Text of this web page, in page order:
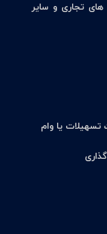
های تجاری و سایر
تسهیلات یا وام